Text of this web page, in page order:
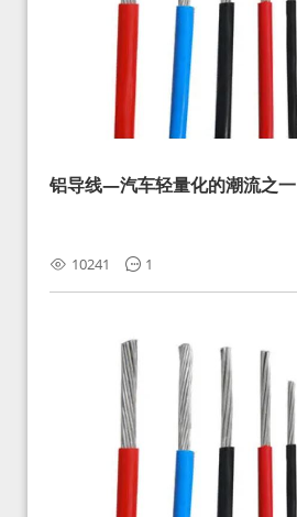
铝导线—汽车轻量化的潮流之一
10241 1